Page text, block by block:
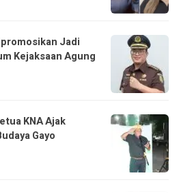
Jadi
Kejaksaan Agung
KNA Ajak
Gayo